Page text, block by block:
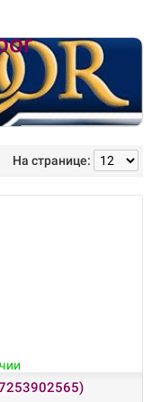
На странице: